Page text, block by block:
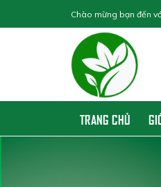
to
Chào mừng bạn đến
TRANG CHỦ